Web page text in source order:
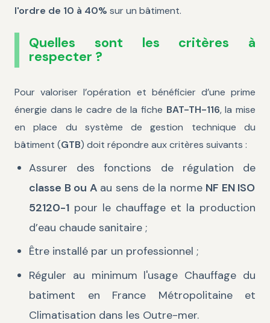
l'ordre de 10 à 40% sur un bâtiment.
Quelles sont les critères à
respecter ?
Pour valoriser l’opération et bénéficier d’une prime
énergie dans le cadre de la fiche BAT-TH-116, la mise
en place du système de gestion technique du
bâtiment (GTB) doit répondre aux critères suivants :
Assurer des fonctions de régulation de
classe B ou A au sens de la norme NF EN ISO
52120-1 pour le chauffage et la production
d’eau chaude sanitaire ;
Être installé par un professionnel ;
Réguler au minimum l'usage Chauffage du
batiment en France Métropolitaine et
Climatisation dans les Outre-mer.